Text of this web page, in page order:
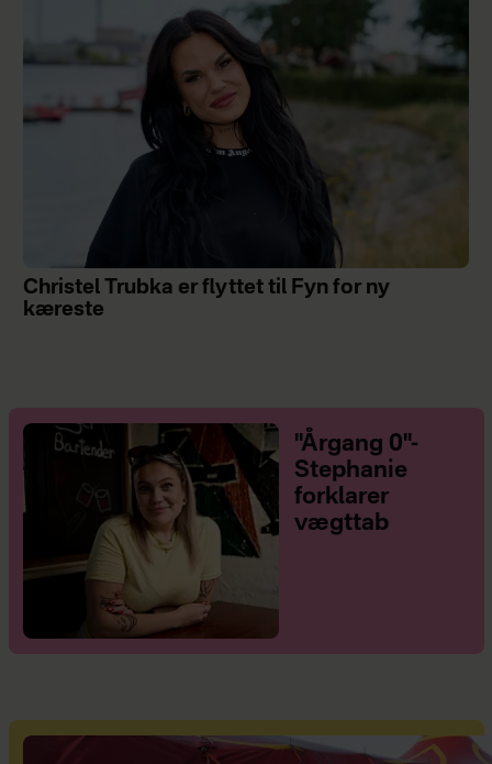
Christel Trubka er flyttet til Fyn for ny
kæreste
"Årgang 0"-
Stephanie
forklarer
vægttab